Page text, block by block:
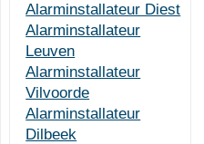
Alarminstallateur Diest
Alarminstallateur
Leuven
Alarminstallateur
Vilvoorde
Alarminstallateur
Dilbeek